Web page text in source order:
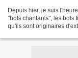
Depuis hier, je suis
"bols chantants", les bols
qu'ils sont originaires